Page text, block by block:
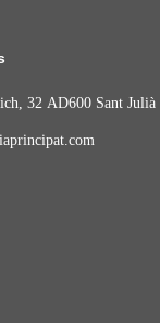
32 AD600 Sant